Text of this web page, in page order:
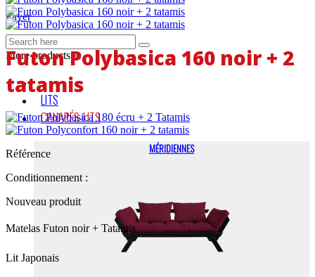
Payer
More products »
LITS
CANAPÉS-LITS
MÉRIDIENNES
Futon Polybasica 160 noir + 2
tatamis
Référence
Conditionnement :
Nouveau produit
Matelas Futon noir + Tatamis
Lit Japonais